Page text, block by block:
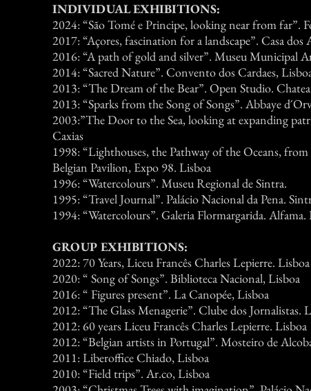
INDIVIDUAL EXHIBITIONS:
2024: “São Tomé e Principe, looking near from far”.
2017: “Açores, fascination for a landscape”. Casa dos
2016: “A path of gold and silver”. Museu Municipal
2014: “Sacred Nature”. Convento dos Cardaes,
2013: “The Dream of the Bear”. Open Studio.
2013: “Sparks from the Song of Songs”. Abbaye
2003:”The Door to the Sea, looking at expanding
Caxias
1998: “Lighthouses, the Pathway of the Oceans,
Belgian Pavilion, Expo 98. Lisboa
1996: “Watercolours”. Museu Regional de Sintra.
1995: “Travel Journal”. Palácio Nacional da Pena.
1994: “Watercolours”. Galeria Flormargarida. Alfama.
GROUP EXHIBITIONS:
2022: 70 Years, Liceu Francês Charles Lepierre. Lisboa
2020: “ Song of Songs”. Biblioteca Nacional, Lisboa
2016: “ Figures present”. La Canopée, Lisboa
2012: “The Glass Menagerie”. Clube dos Jornalistas.
2012: 60 years Liceu Francês Charles Lepierre. Lisboa
2012: “Belgian artists in Portugal”. Mosteiro de
2011: Liberoffice Chiado, Lisboa
2010: “Field trips”. Ar.co, Lisboa